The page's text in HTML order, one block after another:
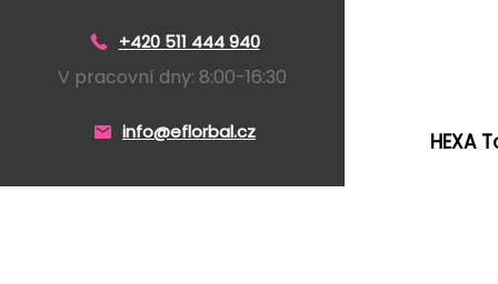
+420 511 444 940
V pracovní dny: 8:00-16:30
info@eflorbal.cz HEXA